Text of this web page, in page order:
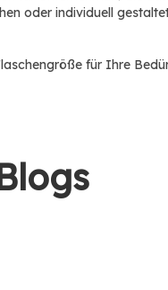
oder individuell
für Ihre